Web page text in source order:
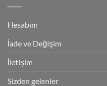
Hesabım
İade ve Değişim
İletişim
Sizden gelenler